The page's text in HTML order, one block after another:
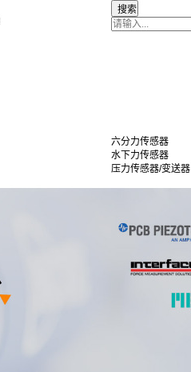
六分力传感器
水下力传感器
压力传感器/变送器